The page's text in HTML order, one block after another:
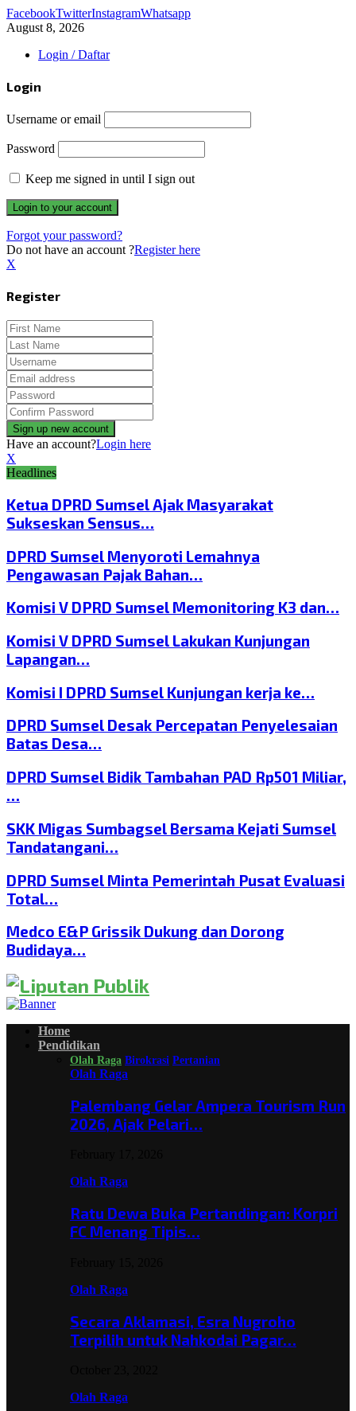
FacebookTwitterInstagramWhatsapp
August 8, 2026
Login / Daftar
Login
Username or email
Password
Keep me signed in until I sign out
Forgot your password?
Do not have an account ?Register here
X
Register
Have an account?Login here
X
Headlines
Ketua DPRD Sumsel Ajak Masyarakat
Sukseskan Sensus…
DPRD Sumsel Menyoroti Lemahnya
Pengawasan Pajak Bahan…
Komisi V DPRD Sumsel Memonitoring K3 dan…
Komisi V DPRD Sumsel Lakukan Kunjungan
Lapangan…
Komisi I DPRD Sumsel Kunjungan kerja ke…
DPRD Sumsel Desak Percepatan Penyelesaian
Batas Desa…
DPRD Sumsel Bidik Tambahan PAD Rp501 Miliar,
…
SKK Migas Sumbagsel Bersama Kejati Sumsel
Tandatangani…
DPRD Sumsel Minta Pemerintah Pusat Evaluasi
Total…
Medco E&P Grissik Dukung dan Dorong
Budidaya…
Home
Pendidikan
Olah Raga Birokrasi Pertanian
Olah Raga
Palembang Gelar Ampera Tourism Run
2026, Ajak Pelari…
Olah Raga
Ratu Dewa Buka Pertandingan: Korpri
FC Menang Tipis…
Olah Raga
Secara Aklamasi, Esra Nugroho
Terpilih untuk Nahkodai Pagar…
Olah Raga